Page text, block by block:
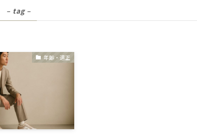
– tag –
年齢・適正